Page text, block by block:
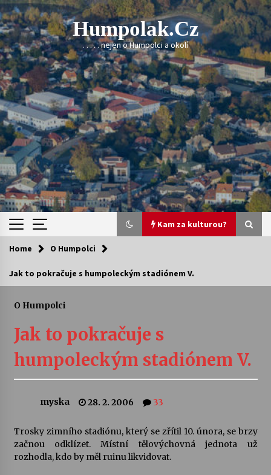
Skip
to
content
Humpolak.cz
. . . . . nejen o Humpolci a okolí
Kam za kulturou?
Kam za kulturou?
Vernisáž výstavy Josefíny Duškové: Stávám se
kapkou
30. 7. 2026
Veselí muzikanti
Pozvánka na integrační festival Quijotova
Home O Humpolci
Jak to pokračuje s humpoleckým stadiónem V.
O Humpolci
Jak to pokračuje s
humpoleckým stadiónem V.
myska 28. 2. 2006 33
Trosky zimního stadiónu, který se zřítil 10. února, se brzy
začnou odklízet. Místní tělovýchovná jednota už
rozhodla, kdo by měl ruinu likvidovat.